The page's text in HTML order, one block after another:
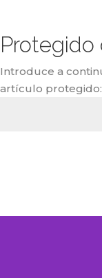
Protegido
Introduce a
artículo protegido: